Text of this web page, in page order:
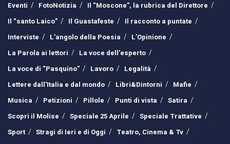
Eventi
FotoNotizia
Il “Moscone”, la rubrica del Direttore
Il “santo Laico”
Il Guastafeste
Il racconto a puntate
Interviste
L’angolo della Poesia
L’Opinione
La Parola ai lettori
La voce dell’esperto
La voce di “Pasquino”
Lavoro
Legalità
Lettere dall’Italia e dal mondo
Libri&Dintorni
Mafie
Musica
Petizioni Pillole Punti di vista
Satira
Scopri il Molise
Speciale 25 Aprile
Speciale Trattative
Sport
Stragi di Ieri e di Oggi
Teatro, Cinema & Tv